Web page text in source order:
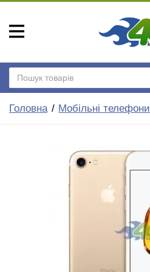
Головна Мобільні телефони